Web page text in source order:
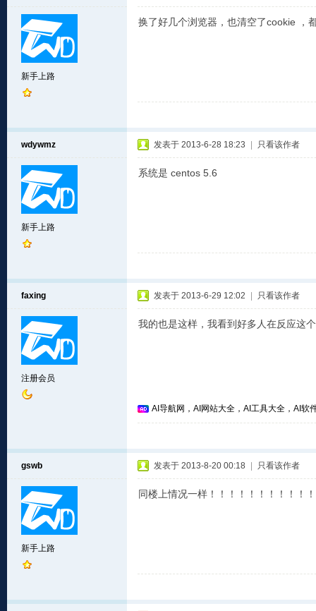
新手上路
换了好几个浏览器，也清空了cookie ，
wdywmz
新手上路
发表于 2013-6-28 18:23 只看该作者
系统是 centos 5.6
faxing
注册会员
发表于 2013-6-29 12:02 只看该作者
我的也是这样，我看到好多人在反应这
AI导航网，AI网站大全，AI工具大全，AI软
gswb
新手上路
发表于 2013-8-20 00:18 只看该作者
同楼上情况一样！！！！！！！！！！